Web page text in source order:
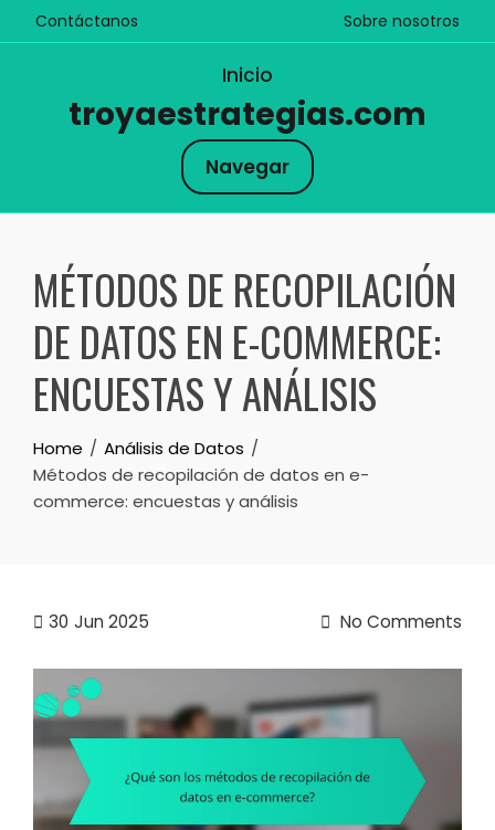
Contáctanos Sobre nosotros
Inicio
troyaestrategias.com
Navegar
contentMÉTODOS DE RECOPILACIÓN
DE DATOS EN E-COMMERCE:
ENCUESTAS Y ANÁLISIS
Home
Análisis de Datos
Métodos de recopilación de datos en e-
commerce: encuestas y análisis
30 Jun 2025 No Comments